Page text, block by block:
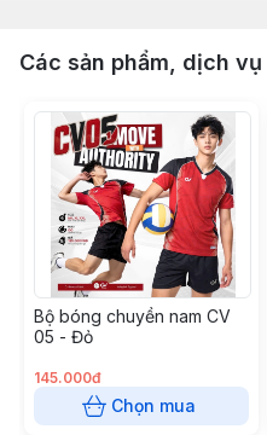
Các sản phẩm, dịch
Bộ bóng chuyền nam CV
05 - Đỏ
145.000đ
Chọn mua